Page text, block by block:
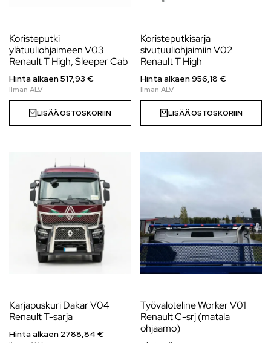
Koristeputki
ylätuuliohjaimeen V03
Renault T High, Sleeper Cab
Hinta alkaen517,93 €
LISÄÄ OSTOSKORIIN
Koristeputkisarja
sivutuuliohjaimiin V02
Renault T High
Hinta alkaen956,18 €
LISÄÄ OSTOSKORIIN
Karjapuskuri Dakar V04
Renault T-sarja
Hinta alkaen 2788,84 €
Työvaloteline Worker V01
Renault C-srj (matala
ohjaamo)